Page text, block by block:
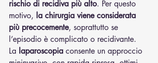
rischio di recidiva più alto. Per questo
motivo, la chirurgia viene considerata
più precocemente, soprattutto se
l’episodio è complicato o recidivante.
La laparoscopia consente un approccio